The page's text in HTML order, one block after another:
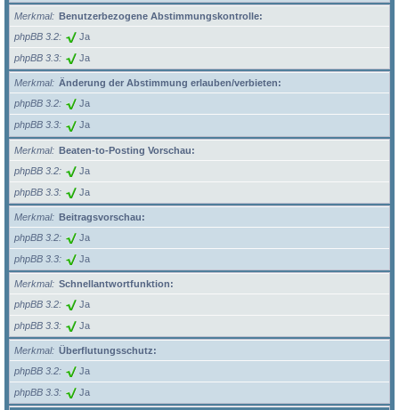
Merkmal
Benutzerbezogene Abstimmungskontrolle:
phpBB 3.2
Ja
phpBB 3.3 Ja
Merkmal
Änderung der Abstimmung erlauben/verbieten:
phpBB 3.2
Ja
phpBB 3.3 Ja
Merkmal
Beaten-to-Posting Vorschau:
phpBB 3.2
Ja
phpBB 3.3 Ja
Merkmal
Beitragsvorschau:
phpBB 3.2
Ja
phpBB 3.3 Ja
Merkmal
Schnellantwortfunktion:
phpBB 3.2
Ja
phpBB 3.3 Ja
Merkmal
Überflutungsschutz:
phpBB 3.2
Ja
phpBB 3.3 Ja